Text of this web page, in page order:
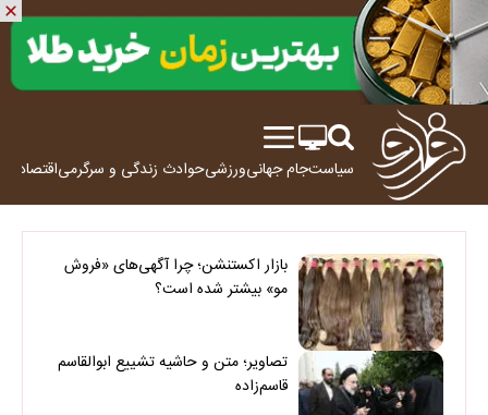
سیاستجام جهانیورزشیحوادث زندگی و سرگرمیاقتصاد
بازار اکستنشن؛ چرا آگهی‌های «فروش
مو» بیشتر شده است؟
تصاویر؛ متن و حاشیه تشییع ابوالقاسم
قاسم‌زاده